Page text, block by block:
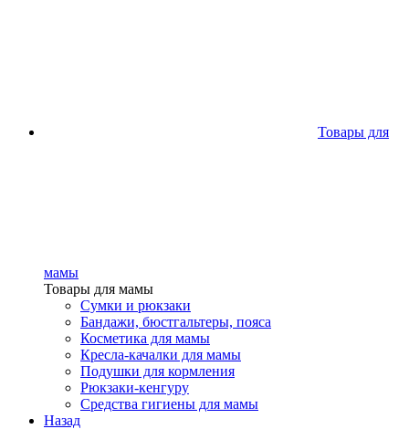
Товары для
мамы
Товары для мамы
Сумки и рюкзаки
Бандажи, бюстгальтеры, пояса
Косметика для мамы
Кресла-качалки для мамы
Подушки для кормления
Рюкзаки-кенгуру
Средства гигиены для мамы
Назад